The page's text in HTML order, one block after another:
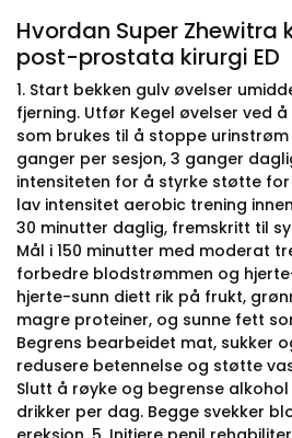
Hvordan Super Zhewitra
post-prostata kirurgi ED
1. Start bekken gulv øvelser
fjerning. Utfør Kegel øvelser ved
som brukes til å stoppe urinstrøm
ganger per sesjon, 3 ganger
intensiteten for å styrke støtte for
lav intensitet aerobic trening
30 minutter daglig, fremskritt til
Mål i 150 minutter med moderat
forbedre blodstrømmen og
hjerte-sunn diett rik på frukt,
magre proteiner, og sunne fett
Begrens bearbeidet mat, sukker
redusere betennelse og støtte
Slutt å røyke og begrense alkohol
drikker per dag. Begge svekker